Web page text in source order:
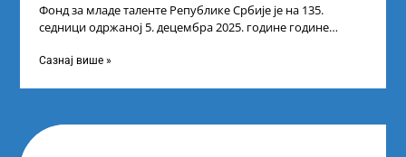
Фонд за младе таленте Републике Србије је на 135.
седници одржаној 5. децембра 2025. године године
Сазнај више »